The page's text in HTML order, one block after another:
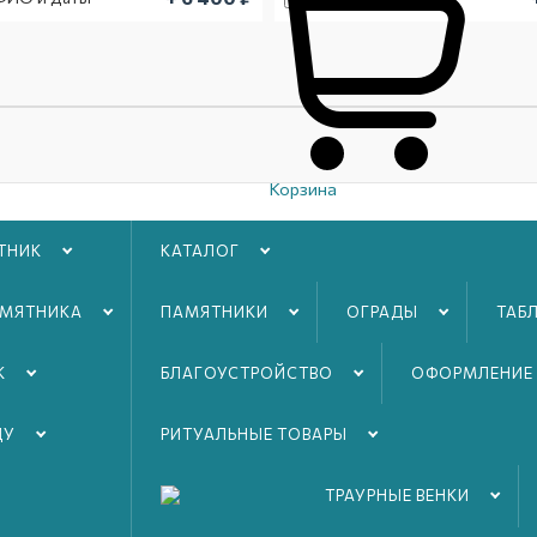
Корзина
КАТАЛОГ
ПАМЯТНИКИ ОГРАДЫ
БЛАГОУСТРОЙСТВO ОФОРМЛЕНИЕ
РИТУАЛЬНЫЕ ТОВАРЫ
ТРАУРНЫЕ ВЕНКИ
Комплектация
Подставка
Полировка торцовДа